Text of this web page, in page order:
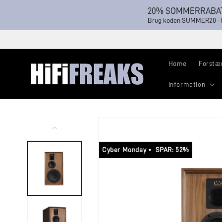
20%
Brug koden SUMMER20
Home
Information
Cyber Monday • SPAR: 52%